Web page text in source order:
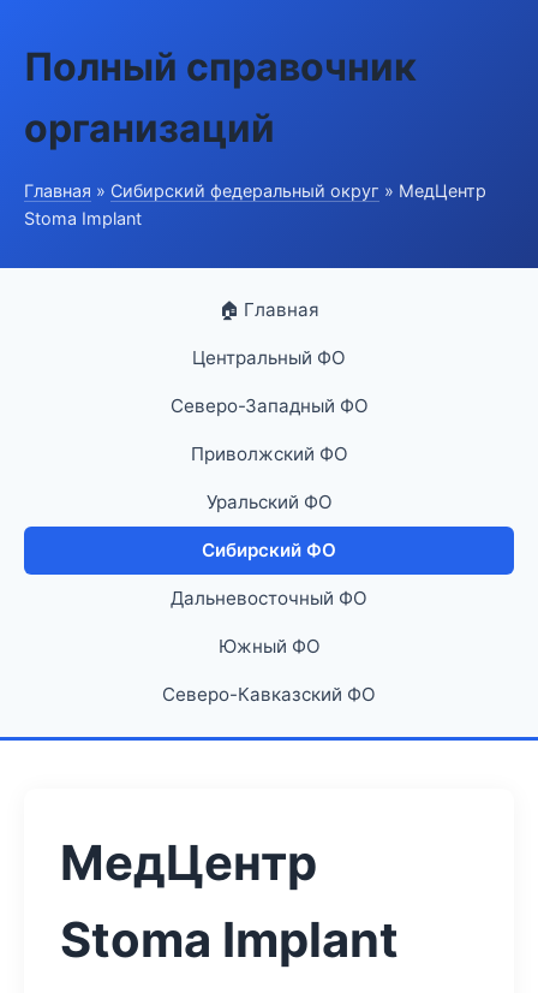
Полный справочник
организаций
Главная » Сибирский федеральный округ » МедЦентр
Stoma Implant
🏠 Главная
Центральный ФО
Северо-Западный ФО
Приволжский ФО
Уральский ФО
Сибирский ФО
Дальневосточный ФО
Южный ФО
Северо-Кавказский ФО
МедЦентр
Stoma Implant